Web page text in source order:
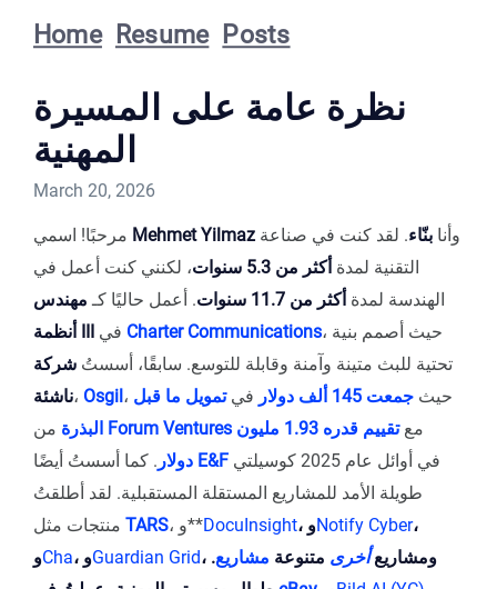
Home Resume Posts
نظرة عامة على المسيرة
المهنية
March 20, 2026
Mehmet Yilmaz وأنا بنّاء. لقد كنت في صناعة
التقنية لمدة أكثر من 5.3 سنوات
، لكنني كنت أعمل في
الهندسة لمدة أكثر من 11.7 سنوات . أعمل حاليًا كـ مهندس
أنظمة III
Charter Communications، حيث أصمم بنية
تحتية للبث متينة وآمنة وقابلة للتوسع. سابقًا، أسستُ شركة
ناشئة، Osgil ، حيث جمعت 145 ألف دولار فيتمويل ما قبل
البذرة Forum Ventures مع
تقييم قدره 1.93 مليون
دولار E&F
طويلة الأمد للمشاريع المستقلة المستقبلية. لقد أطلقتُ
TARS ، و**DocuInsight ، وNotify Cyber،
وCha ، وGuardian Grid ، ومشاريعأخرى متنوعة مشاريع.